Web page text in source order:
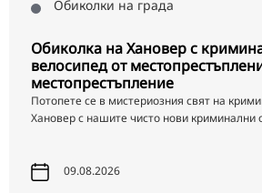
Обиколки на града
Обиколка на Хановер с
велосипед от
местопрестъпление
Потопете се в мистериозния свят на
Хановер с нашите чисто нови криминални
09.08.2026